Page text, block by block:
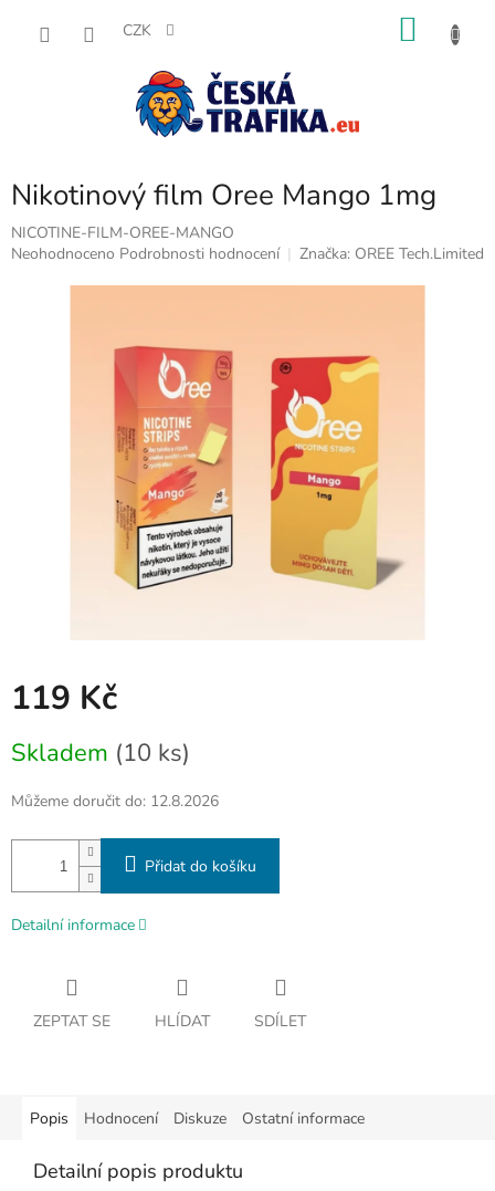
CZK
Nikotinový film Oree Mango 1mg
NICOTINE-FILM-OREE-MANGO
Průměrné
Neohodnoceno Podrobnosti hodnocení Značka: OREE Tech.Limited
119 Kč
cena:
Skladem (10 ks)
Můžeme doručit do: 12.8.2026
Přidat do košíku
Detailní informace
ZEPTAT SE HLÍDAT SDÍLET
Popis Hodnocení Diskuze Ostatní informace
Detailní popis produktu